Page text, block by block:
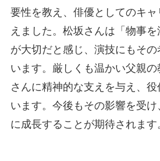
要性を教え、俳優としてのキ
えました。松坂さんは「物事
が大切だと感じ、演技にもそ
います。厳しくも温かい父親
さんに精神的な支えを与え、
います。今後もその影響を受
に成長することが期待されます